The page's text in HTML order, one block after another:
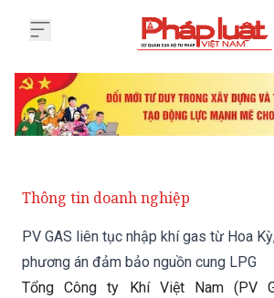
Thông tin doanh nghiệp
PV GAS liên tục nhập khí gas từ Hoa
phương án đảm bảo nguồn cung LPG
Tổng Công ty Khí Việt Nam (PV